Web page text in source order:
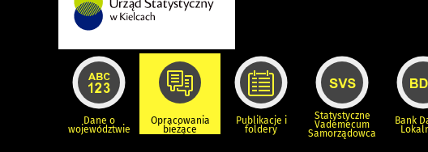
Dane o
województwie
Opracowania
bieżące
Publikacje i
foldery
Statystyczne
Vademecum
Samorządowca
Bank